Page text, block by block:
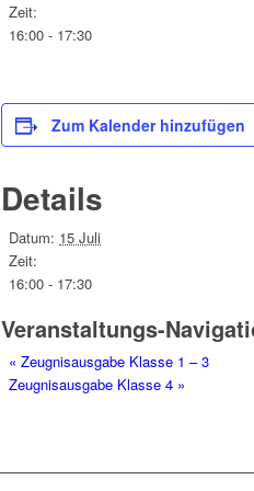
Zeit:
16:00 - 17:30
Zum Kalender hinzufügen
Details
Datum: 15 Juli
Zeit:
16:00 - 17:30
Veranstaltungs-
« Zeugnisausgabe Klasse 1 – 3
Zeugnisausgabe Klasse 4 »